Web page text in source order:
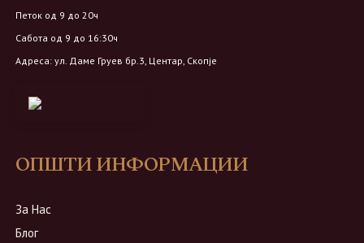
Петок од 9 до 20ч
Сабота од 9 до 16:30ч
Адреса: ул. Даме Груев бр.3, Центар, Скопје
ОПШТИ ИНФОРМАЦИИ
За Нас
Блог